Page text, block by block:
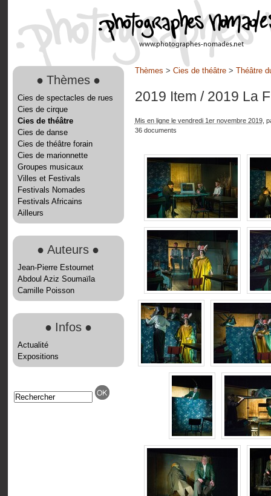
● Thèmes ●
Cies de spectacles de rues
Cies de cirque
Cies de théâtre
Cies de danse
Cies de théâtre forain
Cies de marionnette
Groupes musicaux
Villes et Festivals
Festivals Nomades
Festivals Africains
Ailleurs
● Auteurs ●
Jean-Pierre Estournet
Abdoul Aziz Soumaïla
Camille Poisson
● Infos ●
Actualité
Expositions
Thèmes > Cies de théâtre> Théâtre
2019 Item / 2019 La
Mis en ligne le vendredi 1er novembre 2019,
36 documents